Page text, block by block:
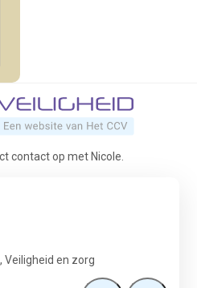
contact op met Nicole.
en zorg